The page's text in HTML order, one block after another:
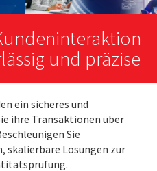
und präzise
ein sicheres und
ihre Transaktionen über
Sie
skalierbare Lösungen zur